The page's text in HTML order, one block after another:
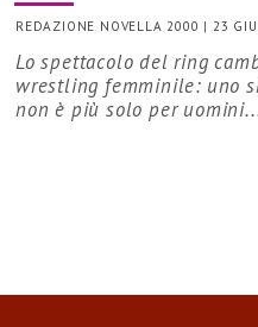
REDAZIONE NOVELLA 2000 |23
Lo spettacolo del ring
wrestling femminile: uno
non è più solo per